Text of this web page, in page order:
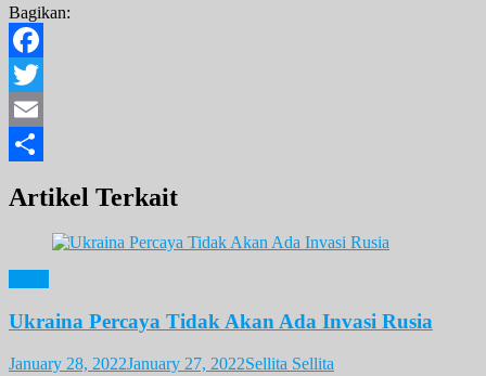
Bagikan:
Facebook
Twitter
Email
Artikel Terkait
Ukraina Percaya Tidak Akan Ada Invasi Rusia
January 28, 2022January 27, 2022Sellita Sellita